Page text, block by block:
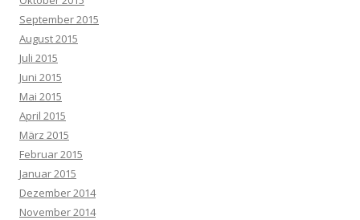
September 2015
August 2015
Juli 2015
Juni 2015
Mai 2015
April 2015
März 2015
Februar 2015
Januar 2015
Dezember 2014
November 2014